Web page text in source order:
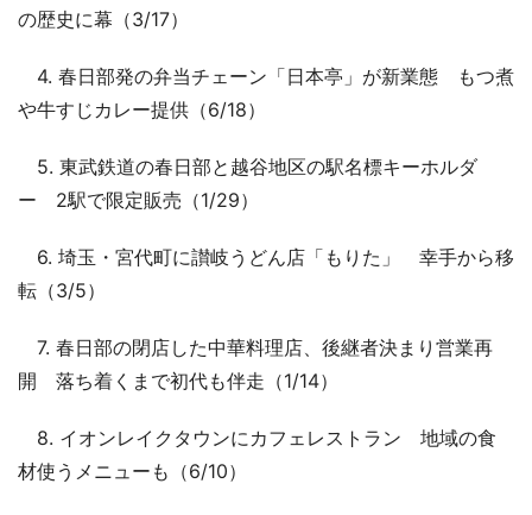
の歴史に幕（3/17）
4. 春日部発の弁当チェーン「日本亭」が新業態 もつ煮
や牛すじカレー提供（6/18）
5. 東武鉄道の春日部と越谷地区の駅名標キーホルダ
ー 2駅で限定販売（1/29）
6. 埼玉・宮代町に讃岐うどん店「もりた」 幸手から移
転（3/5）
7. 春日部の閉店した中華料理店、後継者決まり営業再
開 落ち着くまで初代も伴走（1/14）
8. イオンレイクタウンにカフェレストラン 地域の食
材使うメニューも（6/10）